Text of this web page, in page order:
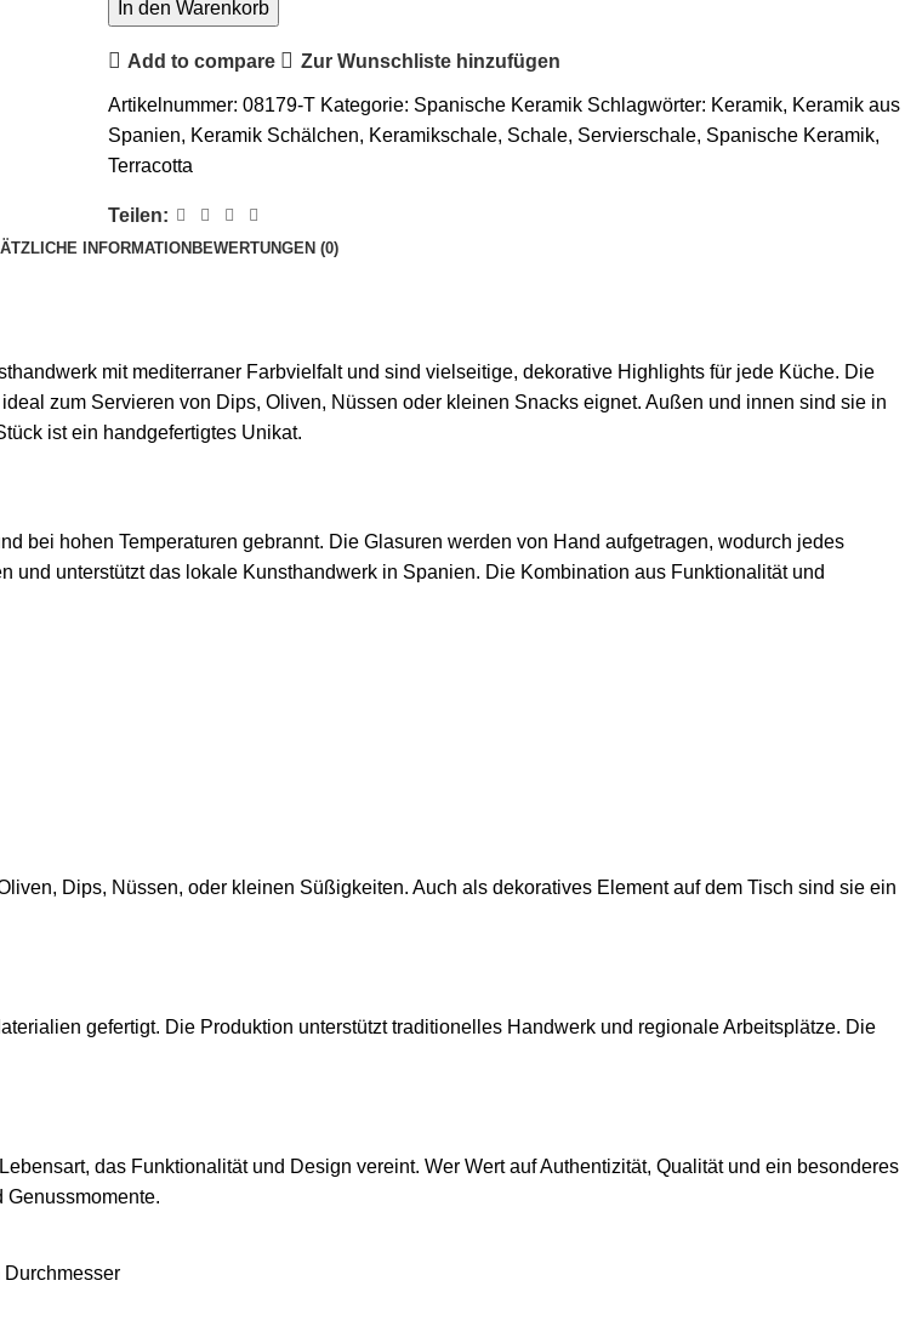
In den Warenkorb
Add to compare Zur Wunschliste hinzufügen
Artikelnummer: 08179-T Kategorie: Spanische Keramik Schlagwörter: Keramik, Keramik aus
Spanien, Keramik Schälchen, Keramikschale, Schale, Servierschale, Spanische Keramik,
Terracotta
Teilen:
INFORMATION BEWERTUNGEN (0)
mit mediterraner Farbvielfalt und sind vielseitige, dekorative Highlights für jede Küche. Die
zum Servieren von Dips, Oliven, Nüssen oder kleinen Snacks eignet. Außen und innen sind sie in
ist ein handgefertigtes Unikat.
bei hohen Temperaturen gebrannt. Die Glasuren werden von Hand aufgetragen, wodurch jedes
unterstützt das lokale Kunsthandwerk in Spanien. Die Kombination aus Funktionalität und
Dips, Nüssen, oder kleinen Süßigkeiten. Auch als dekoratives Element auf dem Tisch sind sie ein
gefertigt. Die Produktion unterstützt traditionelles Handwerk und regionale Arbeitsplätze. Die
das Funktionalität und Design vereint. Wer Wert auf Authentizität, Qualität und ein besonderes
Genussmomente.
Durchmesser